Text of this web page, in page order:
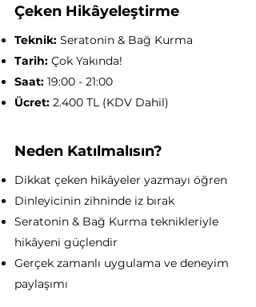
Çeken Hikâyeleştirme
Teknik: Seratonin & Bağ Kurma
Tarih: Çok Yakında!
Saat: 19:00 - 21:00
Ücret: 2.400 TL (KDV Dahil)
Neden Katılmalısın?
Dikkat çeken hikâyeler yazmayı öğren
Dinleyicinin zihninde iz bırak
Seratonin & Bağ Kurma teknikleriyle
hikâyeni güçlendir
Gerçek zamanlı uygulama ve deneyim
paylaşımı